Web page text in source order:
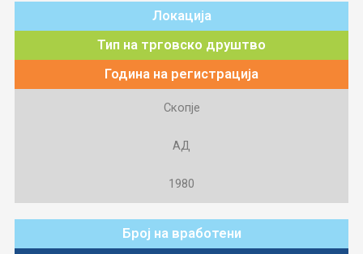
Локација
Тип на трговско друштво
Година на регистрација
Скопје
АД
1980
Број на вработени